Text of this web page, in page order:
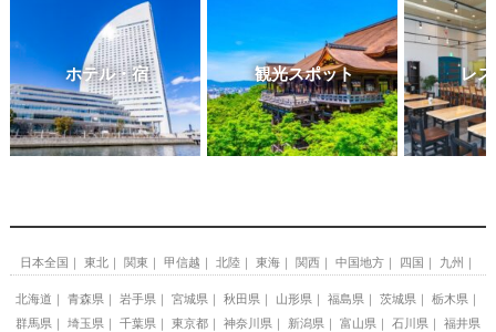
ホテル・宿 観光スポット レ
日本全国 東北 関東 甲信越 北陸 東海 関西 中国地方 四国 九州
北海道 青森県 岩手県 宮城県 秋田県 山形県 福島県 茨城県
栃木県
群馬県
埼玉県 千葉県 東京都 神奈川県 新潟県 富山県 石川県
福井県